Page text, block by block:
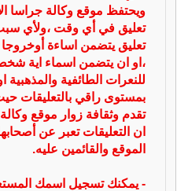
ويحتفظ موقع وكالة جراسا
تعليق في أي وقت ،ولأي
تعليق يتضمن اساءة
،او ان يتضمن اسماء اية
للنعرات الطائفية والمذهبية
بمستوى راقي بالتعليقات
تقدم وثقافة زوار موقع
ان التعليقات تعبر عن
الموقع والقائمين عليه.
- يمكنك تسجيل اسمك